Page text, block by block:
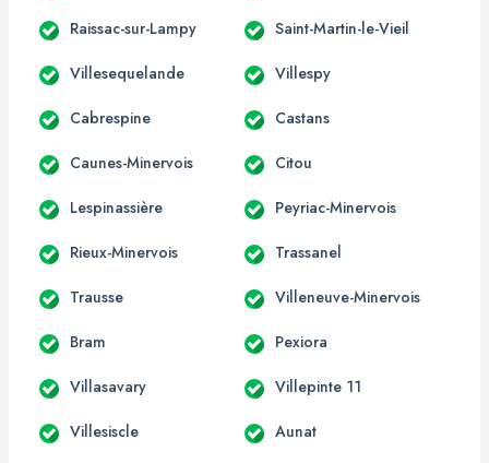
Raissac-sur-Lampy Saint-Martin-le-Vieil
Villesequelande Villespy
Cabrespine Castans
Caunes-Minervois Citou
Lespinassière Peyriac-Minervois
Rieux-Minervois Trassanel
Trausse Villeneuve-Minervois
Bram Pexiora
Villasavary Villepinte 11
Villesiscle Aunat